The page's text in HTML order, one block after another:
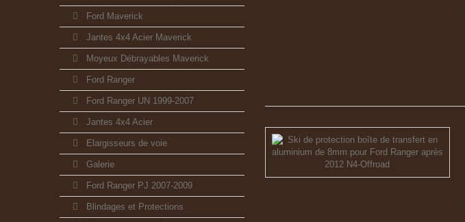
Ford Maverick
Jantes 4x4 Acier Maverick
Moyeux Débrayables Maverick
Ford Ranger
Ford Ranger UN 1999-2007
Jantes 4x4 Acier
Elargisseurs de voie
Galerie
Ford Ranger PJ 2007-2009
Blindages et Protections